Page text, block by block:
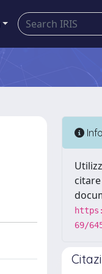
69/